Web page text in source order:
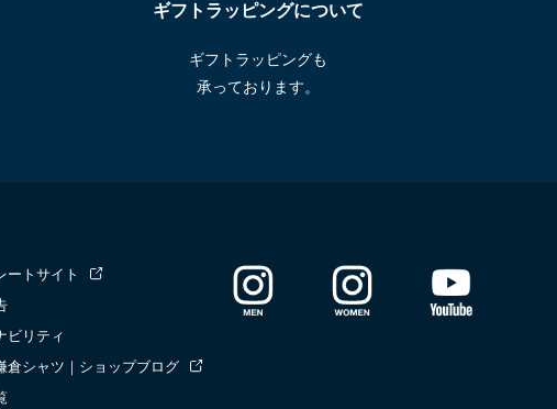
ギフトラッピングについて
ギフトラッピングも
承っております。
ートサイト
ビリティ
倉シャツ｜ショップブログ